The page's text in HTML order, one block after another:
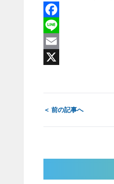
Facebook
Line
Email
＜ 前の記事へ